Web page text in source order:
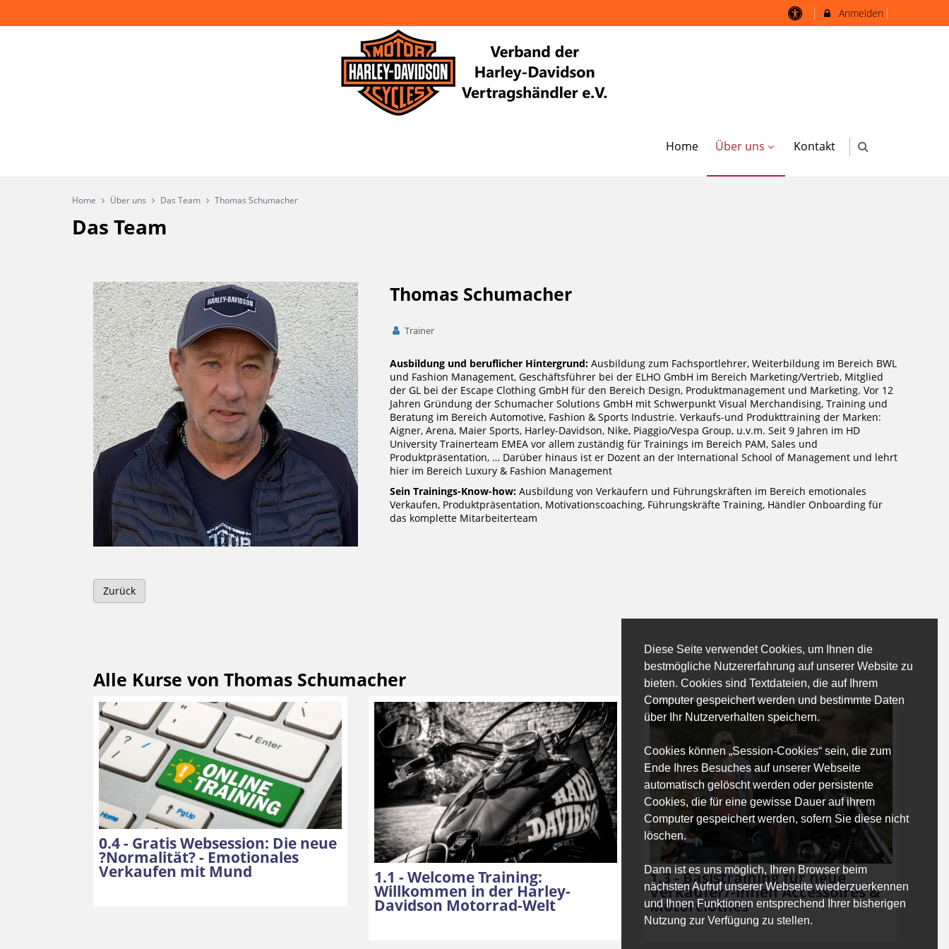
Diese Seite verwendet Cookies, um Ihnen die
bestmögliche Nutzererfahrung auf unserer Website zu
bieten. Cookies sind Textdateien, die auf Ihrem
Computer gespeichert werden und bestimmte Daten
über Ihr Nutzerverhalten speichern.
Cookies können „Session-Cookies“ sein, die zum
Ende Ihres Besuches auf unserer Webseite
automatisch gelöscht werden oder persistente
Cookies, die für eine gewisse Dauer auf ihrem
Computer gespeichert werden, sofern Sie diese nicht
löschen.
Dann ist es uns möglich, Ihren Browser beim
nächsten Aufruf unserer Webseite wiederzuerkennen
und Ihnen Funktionen entsprechend Ihrer bisherigen
Nutzung zur Verfügung zu stellen.
Anmelden
Home Über uns Kontakt
Home Über uns Das Team Thomas Schumacher
Das Team
Thomas Schumacher
Trainer
Ausbildung und beruflicher Hintergrund: Ausbildung zum Fachsportlehrer, Weiterbildung im Bereich BWL
und Fashion Management, Geschäftsführer bei der ELHO GmbH im Bereich Marketing/Vertrieb, Mitglied
der GL bei der Escape Clothing GmbH für den Bereich Design, Produktmanagement und Marketing. Vor 12
Jahren Gründung der Schumacher Solutions GmbH mit Schwerpunkt Visual Merchandising, Training und
Beratung im Bereich Automotive, Fashion & Sports Industrie. Verkaufs-und Produkttraining der Marken:
Aigner, Arena, Maier Sports, Harley-Davidson, Nike, Piaggio/Vespa Group, u.v.m. Seit 9 Jahren im HD
University Trainerteam EMEA vor allem zuständig für Trainings im Bereich PAM, Sales und
Produktpräsentation, … Darüber hinaus ist er Dozent an der International School of Management und lehrt
hier im Bereich Luxury & Fashion Management
Sein Trainings-Know-how: Ausbildung von Verkäufern und Führungskräften im Bereich emotionales
Verkaufen, Produktpräsentation, Motivationscoaching, Führungskräfte Training, Händler Onboarding für
das komplette Mitarbeiterteam
Zurück
Alle Kurse von Thomas Schumacher
0.4 - Gratis Websession: Die neue
?Normalität? - Emotionales
Verkaufen mit Mund 1.1 - Welcome Training:
Willkommen in der Harley-
Davidson Motorrad-Welt
1.3 - Basistraining für neue
Verkäufer/-innen Accessoires &
Motorclothes